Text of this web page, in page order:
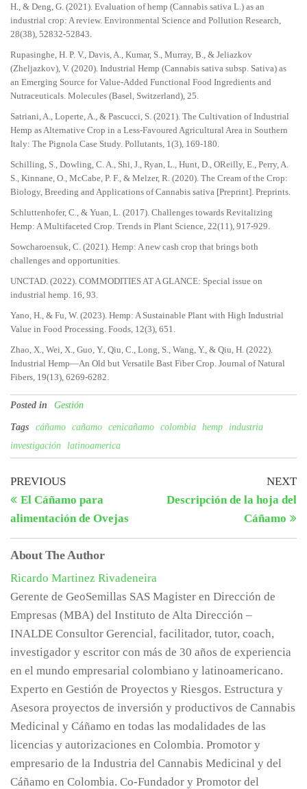
H., & Deng, G. (2021). Evaluation of hemp (Cannabis sativa L.) as an
industrial crop: A review. Environmental Science and Pollution Research,
28(38), 52832-52843.
Rupasinghe, H. P. V., Davis, A., Kumar, S., Murray, B., & Jeliazkov
(Zheljazkov), V. (2020). Industrial Hemp (Cannabis sativa subsp. Sativa) as
an Emerging Source for Value-Added Functional Food Ingredients and
Nutraceuticals. Molecules (Basel, Switzerland), 25.
Satriani, A., Loperte, A., & Pascucci, S. (2021). The Cultivation of Industrial
Hemp as Alternative Crop in a Less-Favoured Agricultural Area in Southern
Italy: The Pignola Case Study. Pollutants, 1(3), 169-180.
Schilling, S., Dowling, C. A., Shi, J., Ryan, L., Hunt, D., OReilly, E., Perry, A.
S., Kinnane, O., McCabe, P. F., & Melzer, R. (2020). The Cream of the Crop:
Biology, Breeding and Applications of Cannabis sativa [Preprint]. Preprints.
Schluttenhofer, C., & Yuan, L. (2017). Challenges towards Revitalizing
Hemp: A Multifaceted Crop. Trends in Plant Science, 22(11), 917-929.
Sowcharoensuk, C. (2021). Hemp: A new cash crop that brings both
challenges and opportunities.
UNCTAD. (2022). COMMODITIES AT A GLANCE: Special issue on
industrial hemp. 16, 93.
Yano, H., & Fu, W. (2023). Hemp: A Sustainable Plant with High Industrial
Value in Food Processing. Foods, 12(3), 651.
Zhao, X., Wei, X., Guo, Y., Qiu, C., Long, S., Wang, Y., & Qiu, H. (2022).
Industrial Hemp—An Old but Versatile Bast Fiber Crop. Journal of Natural
Fibers, 19(13), 6269-6282.
Posted in Gestión
Tags cáñamo cañamo cenicañamo colombia hemp
industria
investigación latinoamerica
Navegación
de
entradas
Previous
Post
PREVIOUS
El Cáñamo para
alimentación de Ovejas
NEXT
Descripción de la hoja del
Cáñamo
About The Author
Ricardo Martinez Rivadeneira
Gerente de GeoSemillas SAS Magister en Dirección de
Empresas (MBA) del Instituto de Alta Dirección –
INALDE Consultor Gerencial, facilitador, tutor, coach,
investigador y escritor con más de 30 años de experiencia
en el mundo empresarial colombiano y latinoamericano.
Experto en Gestión de Proyectos y Riesgos. Estructura y
Asesora proyectos de inversión y productivos de Cannabis
Medicinal y Cáñamo en todas las modalidades de las
licencias y autorizaciones en Colombia. Promotor y
empresario de la Industria del Cannabis Medicinal y del
Cáñamo en Colombia. Co-Fundador y Promotor del